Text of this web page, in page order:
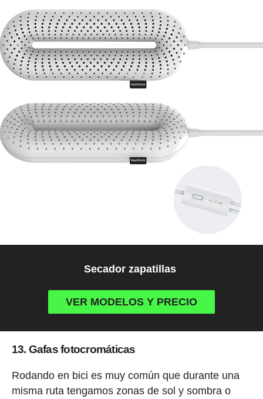
Secador zapatillas
VER MODELOS Y PRECIO
13. Gafas fotocromáticas
Rodando en bici es muy común que durante una
misma ruta tengamos zonas de sol y sombra o